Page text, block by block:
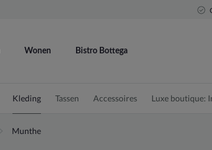
Wonen Bistro Bottega
Kleding Tassen Accessoires Luxe boutique:
Munthe